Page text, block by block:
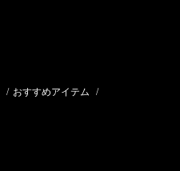
/ おすすめアイテム /